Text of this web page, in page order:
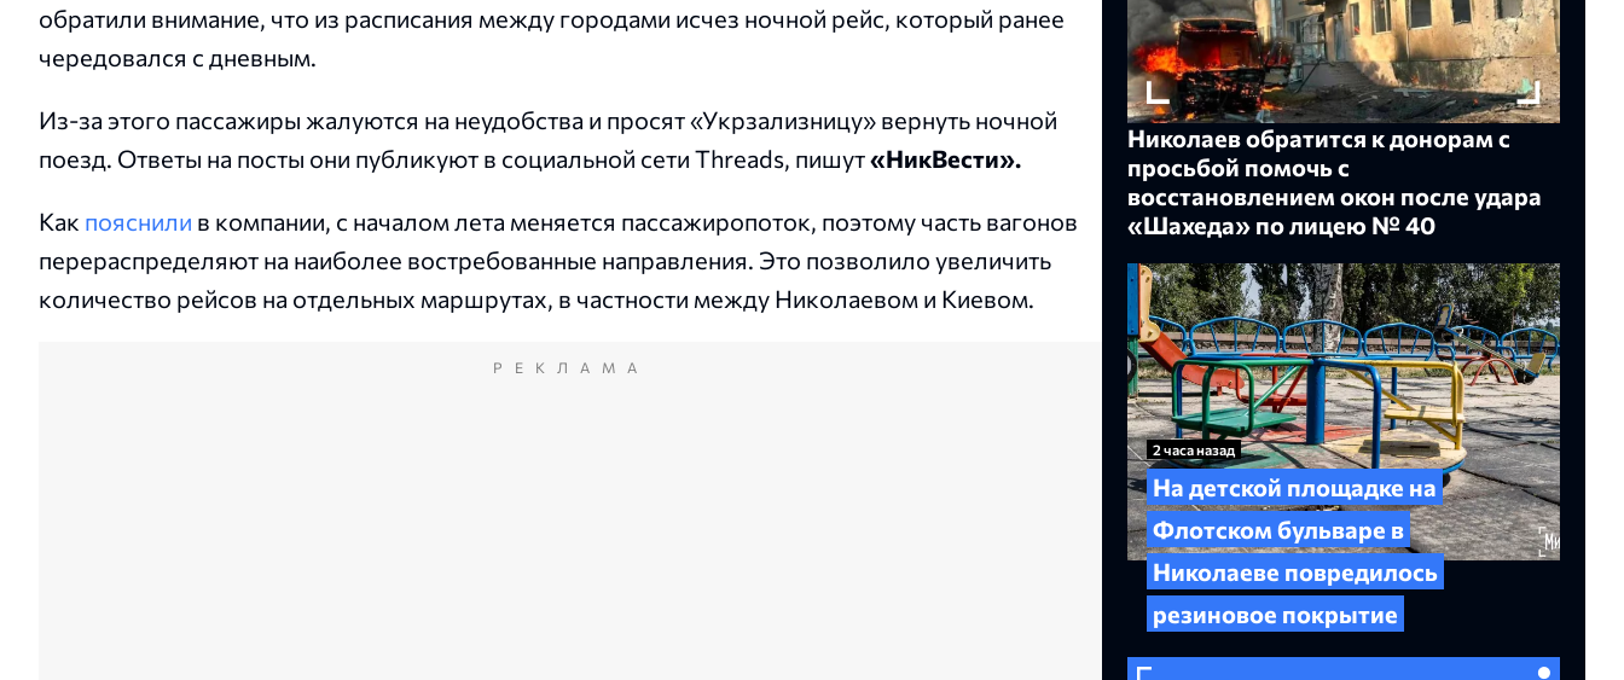
обратили внимание, что из расписания между городами исчез ночной рейс, который ранее
чередовался с дневным.
Из-за этого пассажиры жалуются на неудобства и просят «Укрзализницу» вернуть ночной
поезд. Ответы на посты они публикуют в социальной сети Threads, пишут«НикВести».
Как пояснили в компании, с началом лета меняется пассажиропоток, поэтому часть вагонов
перераспределяют на наиболее востребованные направления. Это позволило увеличить
количество рейсов на отдельных маршрутах, в частности между Николаевом и Киевом.
РЕКЛАМА
Николаев обратится к донорам с
просьбой помочь с
восстановлением окон после удара
«Шахеда» по лицею № 40
2 часа назад
На детской площадке на
Флотском бульваре в
Николаеве повредилось
резиновое покрытие